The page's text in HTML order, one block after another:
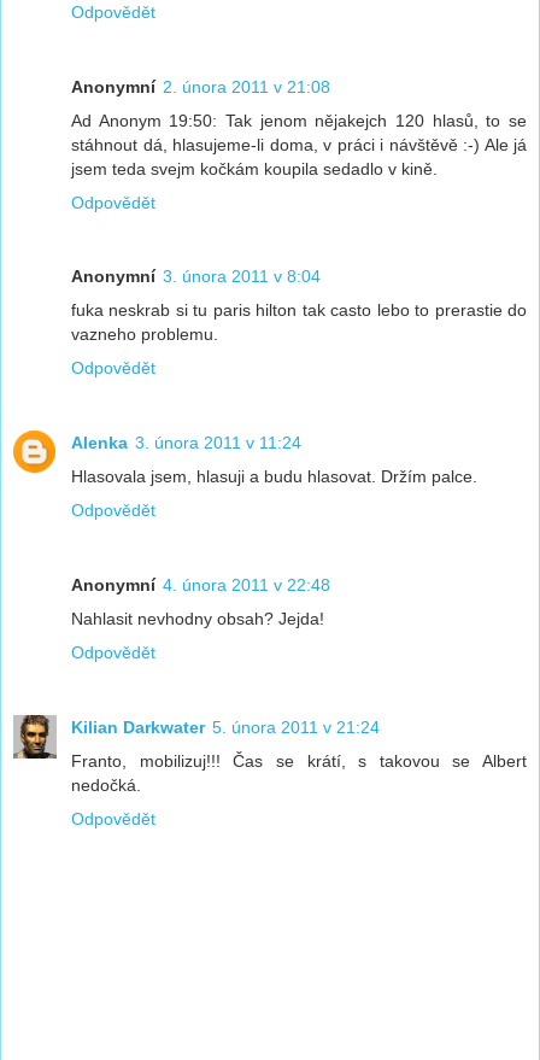
Odpovědět
Anonymní 2. února 2011 v 21:08
Ad Anonym 19:50: Tak jenom nějakejch 120 hlasů, to se
stáhnout dá, hlasujeme-li doma, v práci i návštěvě :-) Ale já
jsem teda svejm kočkám koupila sedadlo v kině.
Odpovědět
Anonymní 3. února 2011 v 8:04
fuka neskrab si tu paris hilton tak casto lebo to prerastie do
vazneho problemu.
Odpovědět
Alenka 3. února 2011 v 11:24
Hlasovala jsem, hlasuji a budu hlasovat. Držím palce.
Odpovědět
Anonymní 4. února 2011 v 22:48
Nahlasit nevhodny obsah? Jejda!
Odpovědět
Kilian Darkwater 5. února 2011 v 21:24
Franto, mobilizuj!!! Čas se krátí, s takovou se Albert
nedočká.
Odpovědět